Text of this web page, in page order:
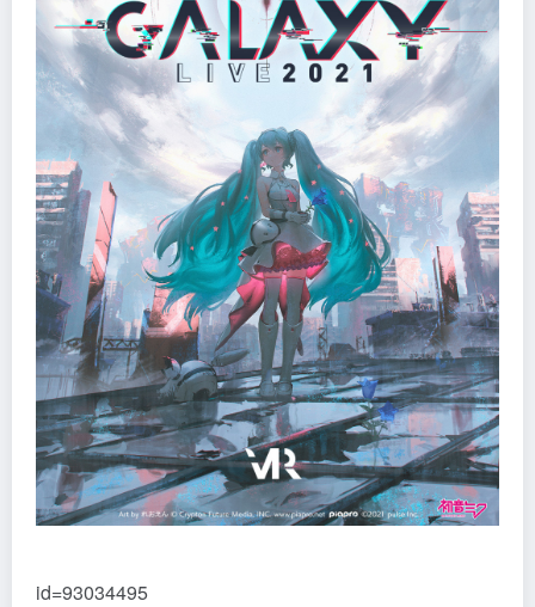
id=93034495